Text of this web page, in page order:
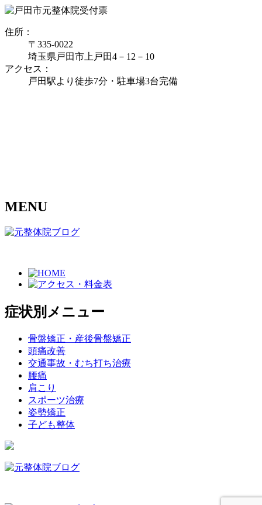
住所：
〒335‐0022
埼玉県戸田市上戸田4－12－10
アクセス：
戸田駅より徒歩7分・駐車場3台完備
MENU
症状別メニュー
骨盤矯正・産後骨盤矯正
頭痛改善
交通事故・むち打ち治療
腰痛
肩こり
スポーツ治療
姿勢矯正
子ども整体